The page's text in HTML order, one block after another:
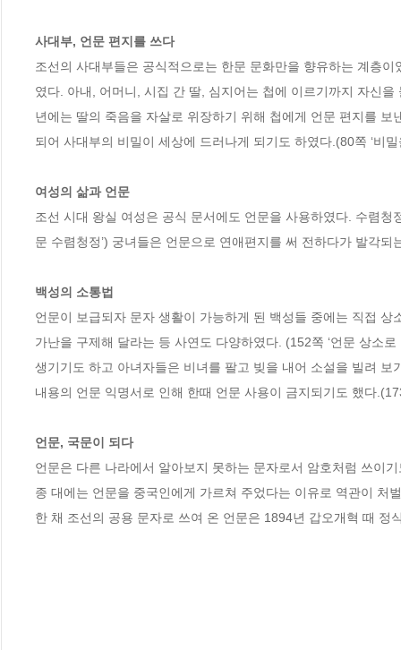
사대부, 언문 편지를 쓰다
조선의 사대부들은 공식적으로는 한문 문화만을 향유하는 계층
였다. 아내, 어머니, 시집 간 딸, 심지어는 첩에 이르기까지 자신
년에는 딸의 죽음을 자살로 위장하기 위해 첩에게 언문 편지를
되어 사대부의 비밀이 세상에 드러나게 되기도 하였다.(80쪽 ‘비밀
여성의 삶과 언문
조선 시대 왕실 여성은 공식 문서에도 언문을 사용하였다. 수렴
문 수렴청정’) 궁녀들은 언문으로 연애편지를 써 전하다가 발각
백성의 소통법
언문이 보급되자 문자 생활이 가능하게 된 백성들 중에는 직접
가난을 구제해 달라는 등 사연도 다양하였다. (152쪽 ‘언문 상소
생기기도 하고 아녀자들은 비녀를 팔고 빚을 내어 소설을 빌려 보
내용의 언문 익명서로 인해 한때 언문 사용이 금지되기도 했다
언문, 국문이 되다
언문은 다른 나라에서 알아보지 못하는 문자로서 암호처럼 쓰이
종 대에는 언문을 중국인에게 가르쳐 주었다는 이유로 역관이 처
한 채 조선의 공용 문자로 쓰여 온 언문은 1894년 갑오개혁 때 정